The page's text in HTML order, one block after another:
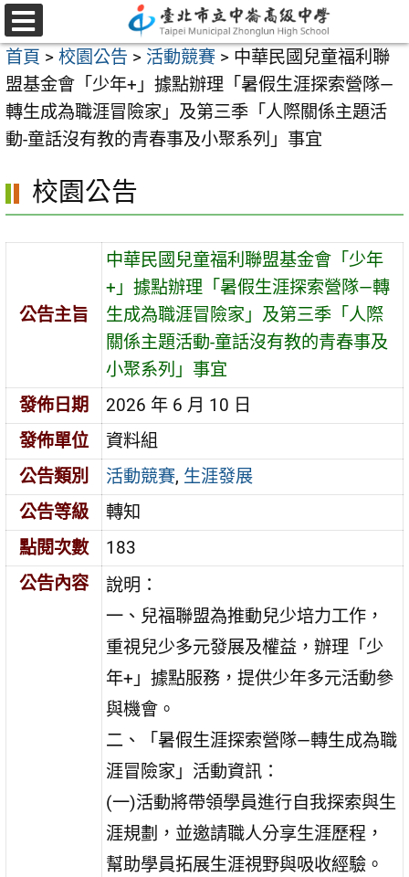
跳
至
主
要
內
容
選
單
首頁 > 校園公告 > 活動競賽 > 中華民國兒童福利聯
盟基金會「少年+」據點辦理「暑假生涯探索營隊—
轉生成為職涯冒險家」及第三季「人際關係主題活
動-童話沒有教的青春事及小聚系列」事宜
校園公告
公告主旨
中華民國兒童福利聯盟基金會「少年
+」據點辦理「暑假生涯探索營隊—轉
生成為職涯冒險家」及第三季「人際
關係主題活動-童話沒有教的青春事及
小聚系列」事宜
發佈日期
2026 年 6 月 10 日
發佈單位
資料組
公告類別
活動競賽, 生涯發展
公告等級
轉知
點閱次數
183
公告內容
說明：
一、兒福聯盟為推動兒少培力工作，
重視兒少多元發展及權益，辦理「少
年+」據點服務，提供少年多元活動參
與機會。
二、「暑假生涯探索營隊—轉生成為職
涯冒險家」活動資訊：
(一)活動將帶領學員進行自我探索與生
涯規劃，並邀請職人分享生涯歷程，
幫助學員拓展生涯視野與吸收經驗。